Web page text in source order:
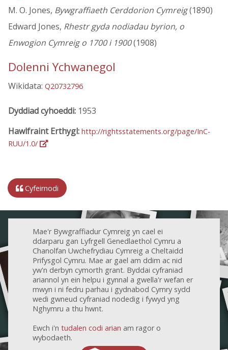
M. O. Jones, Bywgraffiaeth Cerddorion Cymreig(1890)
Edward Jones, Rhestr gyda nodiadau byrion, o
Enwogion Cymreig o 1700 i 1900(1908)
Dolenni Ychwanegol
Wikidata: Q20732796
Dyddiad cyhoeddi: 1953
Hawlfraint Erthygl: http://rightsstatements.org/page/InC-
RUU/1.0/
Cyfeirnodi
Mae'r Bywgraffiadur Cymreig yn cael ei
ddarparu gan Lyfrgell Genedlaethol Cymru a
Chanolfan Uwchefrydiau Cymreig a Cheltaidd
Prifysgol Cymru. Mae ar gael am ddim ac nid
yw'n derbyn cymorth grant. Byddai cyfraniad
ariannol yn ein helpu i gynnal a gwella'r wefan er
mwyn i ni fedru parhau i gydnabod Cymry sydd
wedi gwneud cyfraniad nodedig i fywyd yng
Nghymru a thu hwnt.
Ewch i'n tudalen codi arian am ragor o
wybodaeth.